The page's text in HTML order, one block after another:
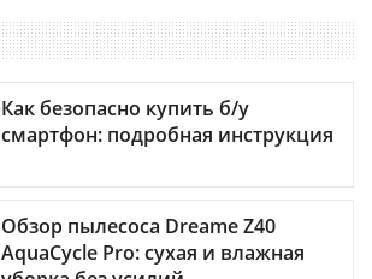
Как безопасно купить б/у
смартфон: подробная инструкция
Обзор пылесоса Dreame Z40
AquaCycle Pro: сухая и влажная